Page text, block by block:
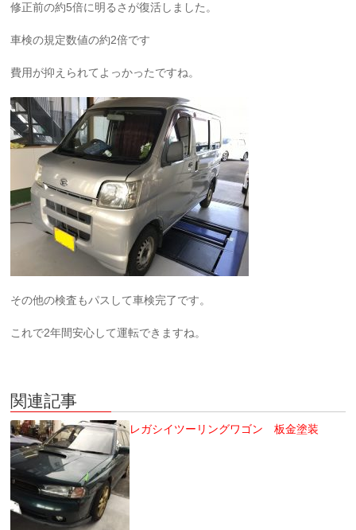
修正前の約5倍に明るさが復活しました。
車検の規定数値の約2倍です
費用が抑えられてよっかったですね。
その他の検査もパスして車検完了です。
これで2年間安心して運転できますね。
関連記事
レガシイツーリングワゴン 板金塗装